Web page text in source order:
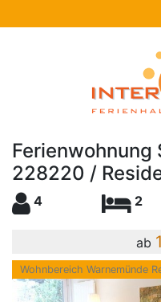
Ferienwohnung
228220 /
4 2
ab
Wohnbereich Warnemünde